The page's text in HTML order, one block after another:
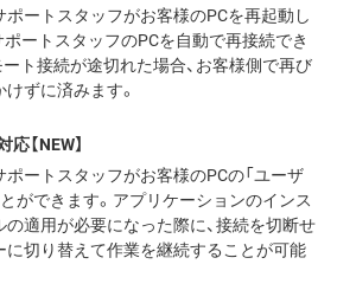
ートスタッフがお客様のPCを再起動し
ポートスタッフのPCを自動で再接続でき
ト接続が途切れた場合、お客様側で再び
ずに済みます。
応【NEW】
ートスタッフがお客様のPCの「ユーザ
ができます。アプリケーションのインス
の適用が必要になった際に、接続を切断せ
切り替えて作業を継続することが可能